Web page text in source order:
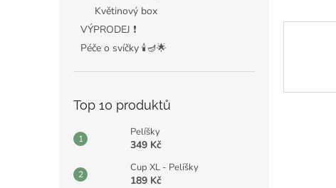
Květinový box
VÝPRODEJ ❗️
Péče o svíčky 🕯️🪔🌟
Top 10 produktů
Pelíšky
349 Kč
Cup XL - Pelíšky
189 Kč